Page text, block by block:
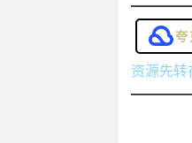
夸
资源先转